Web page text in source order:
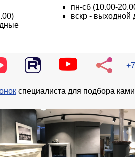
пн-сб(10.00-
вскр - выходной
специалиста для подбора